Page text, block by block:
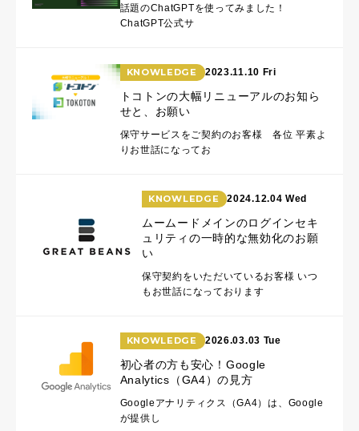
話題のChatGPTを使ってみました！
ChatGPT公式サ
KNOWLEDGE 2023.11.10 Fri
トコトンの大幅リニューアルのお知ら
せと、お願い
保守サービスをご契約のお客様 各位 平素よ
りお世話になってお
KNOWLEDGE 2024.12.04 Wed
ムームードメインのログインセキ
ュリティの一時的な無効化のお願
い
保守契約をいただいているお客様 いつ
もお世話になっております
KNOWLEDGE 2026.03.03 Tue
初心者の方も安心！Google
Analytics（GA4）の見方
Googleアナリティクス（GA4）は、Google
が提供し